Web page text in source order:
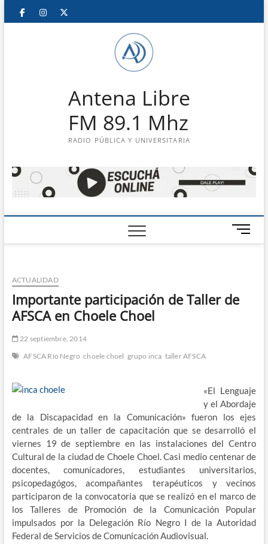
Saltar
FacebookInstagram
Antena Libre
FM 89.1 Mhz
RADIO PÚBLICA Y UNIVERSITARIA
B
o
d
e
ACTUALIDAD
Importante participación de Taller de
AFSCA en Choele Choel
22 septiembre, 2014
AFSCA Río Negro choele choel grupo inca taller AFSCA
«El Lenguaje
y el Abordaje
de la Discapacidad en la Comunicación» fueron los ejes
centrales de un taller de capacitación que se desarrolló el
viernes 19 de septiembre en las instalaciones del Centro
Cultural de la ciudad de Choele Choel. Casi medio centenar de
docentes, comunicadores, estudiantes universitarios,
psicopedagógos, acompañantes terapéuticos y vecinos
participaron de la convocatoria que se realizó en el marco de
los Talleres de Promoción de la Comunicación Popular
impulsados por la Delegación Río Negro I de la Autoridad
Federal de Servicios de Comunicación Audiovisual.